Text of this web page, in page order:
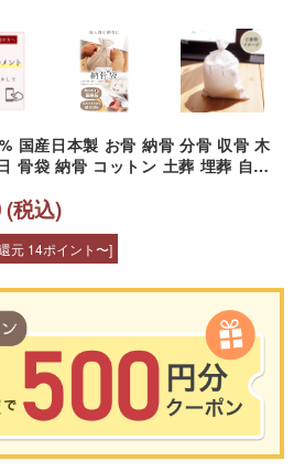
国産日本製 お骨 納骨 分骨 収骨 木
骨袋 納骨 コットン 土葬 埋葬 自然
(税込)
元 14ポイント〜]